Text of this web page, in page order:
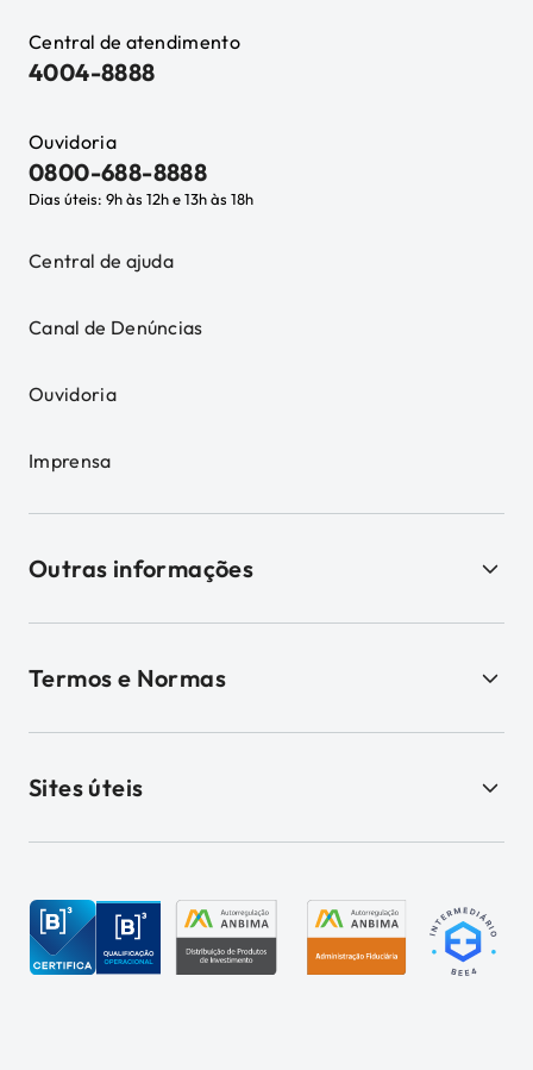
Central de atendimento
4004-8888
Ouvidoria
0800-688-8888
Dias úteis: 9h às 12h e 13h às 18h
Central de ajuda
Canal de Denúncias
Ouvidoria
Imprensa
Outras informações
Termos e Normas
Sites úteis